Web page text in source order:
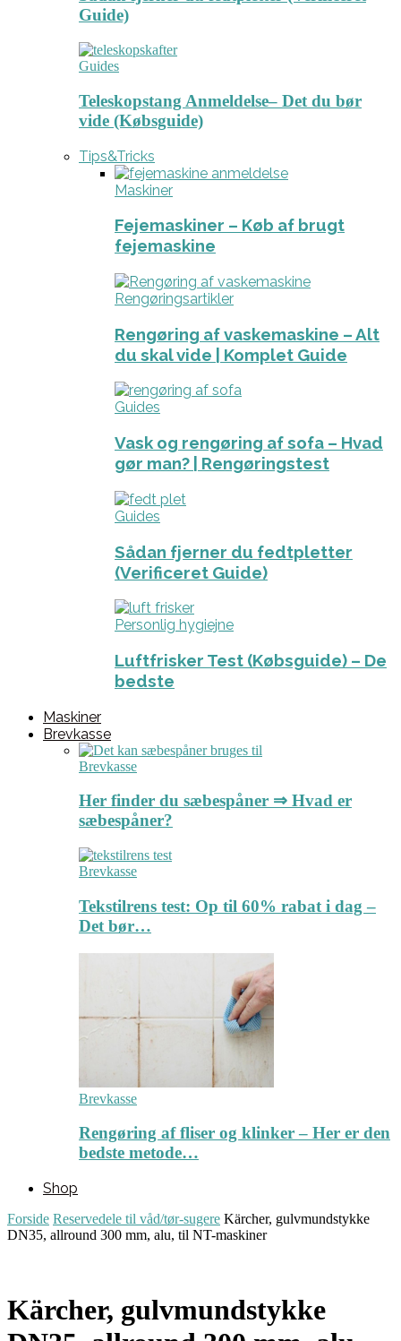
Guide)
Guides
Teleskopstang Anmeldelse– Det du bør
vide (Købsguide)
Tips&Tricks
Maskiner
Fejemaskiner – Køb af brugt
fejemaskine
Rengøringsartikler
Rengøring af vaskemaskine – Alt
du skal vide | Komplet Guide
Guides
Vask og rengøring af sofa – Hvad
gør man? | Rengøringstest
Guides
Sådan fjerner du fedtpletter
(Verificeret Guide)
Personlig hygiejne
Luftfrisker Test (Købsguide) – De
bedste
Maskiner
Brevkasse
Brevkasse
Her finder du sæbespåner ⇒ Hvad er
sæbespåner?
Brevkasse
Tekstilrens test: Op til 60% rabat i dag –
Det bør…
Brevkasse
Rengøring af fliser og klinker – Her er den
bedste metode…
Shop
Forside Reservedele til våd/tør-sugere Kärcher, gulvmundstykke
DN35, allround 300 mm, alu, til NT-maskiner
Kärcher, gulvmundstykke